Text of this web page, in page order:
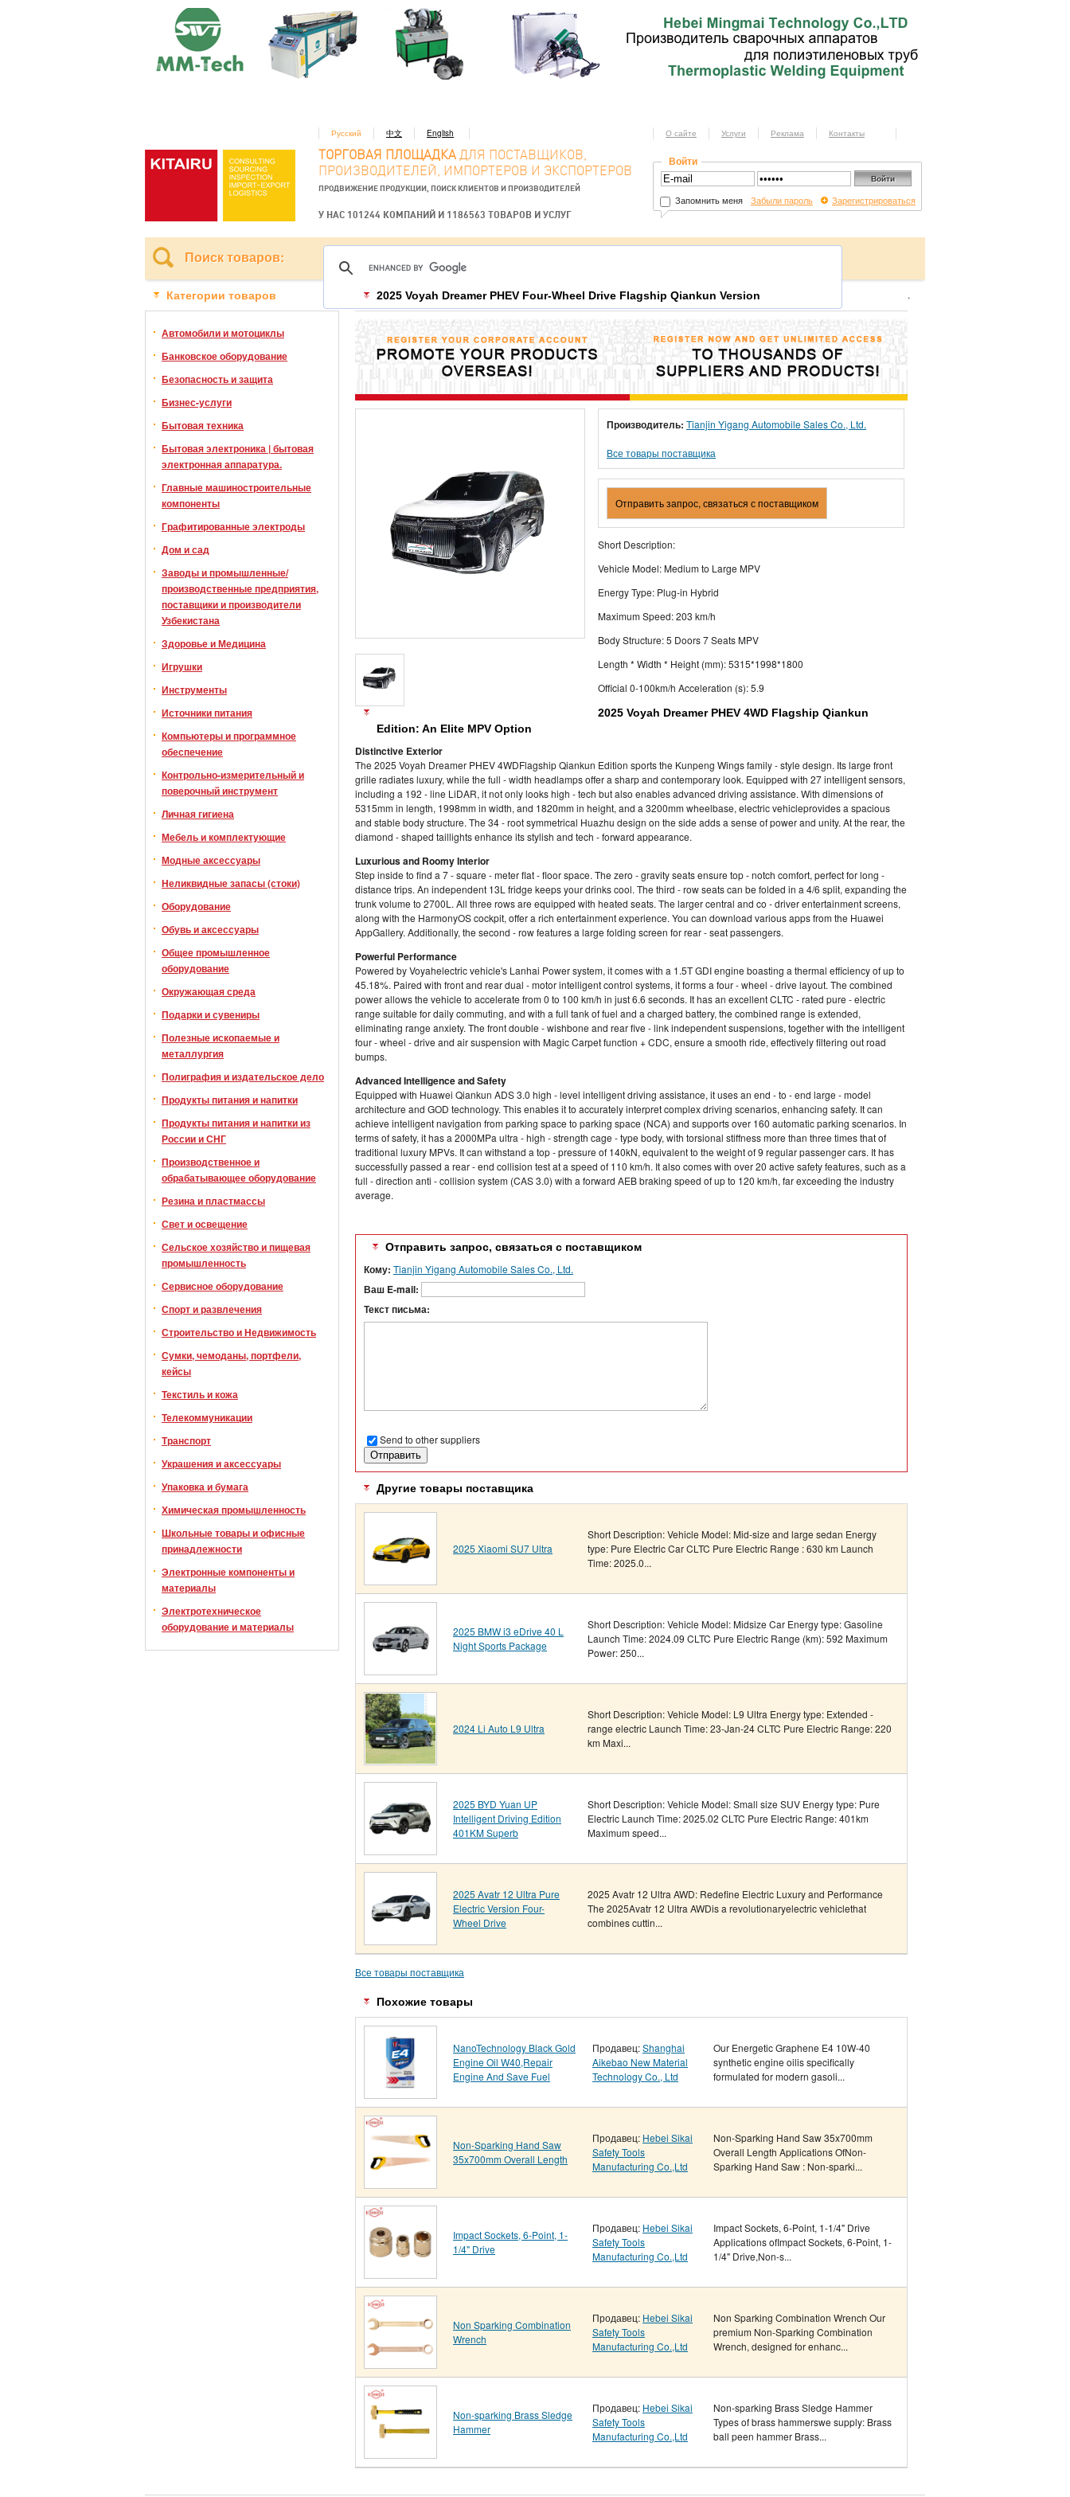
Русский 中文 English
ТОРГОВАЯ ПЛОЩАДКА ДЛЯ ПОСТАВЩИКОВ,
ПРОИЗВОДИТЕЛЕЙ, ИМПОРТЕРОВ И ЭКСПОРТЕРОВ
ПРОДВИЖЕНИЕ ПРОДУКЦИИ, ПОИСК КЛИЕНТОВ И ПРОИЗВОДИТЕЛЕЙ
У НАС 101244 КОМПАНИЙ И 1186563 ТОВАРОВ И УСЛУГ
О сайте Услуги Реклама Контакты
Войти
Запомнить меня Забыли пароль Зарегистрироваться
Поиск товаров:
Категории товаров
Автомобили и мотоциклы
Банковское оборудование
Безопасность и защита
Бизнес-услуги
Бытовая техника
Бытовая электроника | бытовая
электронная аппаратура.
Главные машиностроительные
компоненты
Графитированные электроды
Дом и сад
Заводы и промышленные/
производственные предприятия,
поставщики и производители
Узбекистана
Здоровье и Медицина
Игрушки
Инструменты
Источники питания
Компьютеры и программное
обеспечение
Контрольно-измерительный и
поверочный инструмент
Личная гигиена
Мебель и комплектующие
Модные аксессуары
Неликвидные запасы (стоки)
Оборудование
Обувь и аксессуары
Общее промышленное
оборудование
Окружающая среда
Подарки и сувениры
Полезные ископаемые и
металлургия
Полиграфия и издательское дело
Продукты питания и напитки
Продукты питания и напитки из
России и СНГ
Производственное и
обрабатывающее оборудование
Резина и пластмассы
Свет и освещение
Сельское хозяйство и пищевая
промышленность
Сервисное оборудование
Спорт и развлечения
Строительство и Недвижимость
Сумки, чемоданы, портфели,
кейсы
Текстиль и кожа
Телекоммуникации
Транспорт
Украшения и аксессуары
Упаковка и бумага
Химическая промышленность
Школьные товары и офисные
принадлежности
Электронные компоненты и
материалы
Электротехническое
оборудование и материалы
.
2025 Voyah Dreamer PHEV Four-Wheel Drive Flagship Qiankun Version
Производитель: Tianjin Yigang Automobile Sales Co., Ltd.
Все товары поставщика
Отправить запрос, связаться с поставщиком
Short Description:
Vehicle Model: Medium to Large MPV
Energy Type: Plug-in Hybrid
Maximum Speed: 203 km/h
Body Structure: 5 Doors 7 Seats MPV
Length * Width * Height (mm): 5315*1998*1800
Official 0-100km/h Acceleration (s): 5.9
2025 Voyah Dreamer PHEV 4WD Flagship Qiankun
Edition: An Elite MPV Option
Distinctive Exterior
The 2025 Voyah Dreamer PHEV 4WDFlagship Qiankun Edition sports the Kunpeng Wings family - style design. Its large front
grille radiates luxury, while the full - width headlamps offer a sharp and contemporary look. Equipped with 27 intelligent sensors,
including a 192 - line LiDAR, it not only looks high - tech but also enables advanced driving assistance. With dimensions of
5315mm in length, 1998mm in width, and 1820mm in height, and a 3200mm wheelbase, electric vehicleprovides a spacious
and stable body structure. The 34 - root symmetrical Huazhu design on the side adds a sense of power and unity. At the rear, the
diamond - shaped taillights enhance its stylish and tech - forward appearance.
Luxurious and Roomy Interior
Step inside to find a 7 - square - meter flat - floor space. The zero - gravity seats ensure top - notch comfort, perfect for long -
distance trips. An independent 13L fridge keeps your drinks cool. The third - row seats can be folded in a 4/6 split, expanding the
trunk volume to 2700L. All three rows are equipped with heated seats. The larger central and co - driver entertainment screens,
along with the HarmonyOS cockpit, offer a rich entertainment experience. You can download various apps from the Huawei
AppGallery. Additionally, the second - row features a large folding screen for rear - seat passengers.
Powerful Performance
Powered by Voyahelectric vehicle's Lanhai Power system, it comes with a 1.5T GDI engine boasting a thermal efficiency of up to
45.18%. Paired with front and rear dual - motor intelligent control systems, it forms a four - wheel - drive layout. The combined
power allows the vehicle to accelerate from 0 to 100 km/h in just 6.6 seconds. It has an excellent CLTC - rated pure - electric
range suitable for daily commuting, and with a full tank of fuel and a charged battery, the combined range is extended,
eliminating range anxiety. The front double - wishbone and rear five - link independent suspensions, together with the intelligent
four - wheel - drive and air suspension with Magic Carpet function + CDC, ensure a smooth ride, effectively filtering out road
bumps.
Advanced Intelligence and Safety
Equipped with Huawei Qiankun ADS 3.0 high - level intelligent driving assistance, it uses an end - to - end large - model
architecture and GOD technology. This enables it to accurately interpret complex driving scenarios, enhancing safety. It can
achieve intelligent navigation from parking space to parking space (NCA) and supports over 160 automatic parking scenarios. In
terms of safety, it has a 2000MPa ultra - high - strength cage - type body, with torsional stiffness more than three times that of
traditional luxury MPVs. It can withstand a top - pressure of 140kN, equivalent to the weight of 9 regular passenger cars. It has
successfully passed a rear - end collision test at a speed of 110 km/h. It also comes with over 20 active safety features, such as a
full - direction anti - collision system (CAS 3.0) with a forward AEB braking speed of up to 120 km/h, far exceeding the industry
average.
Отправить запрос, связаться с поставщиком
Кому: Tianjin Yigang Automobile Sales Co., Ltd.
Ваш E-mail:
Текст письма:
Send to other suppliers
Другие товары поставщика
2025 Xiaomi SU7 Ultra
Short Description: Vehicle Model: Mid-size and large sedan Energy
type: Pure Electric Car CLTC Pure Electric Range : 630 km Launch
Time: 2025.0...
2025 BMW i3 eDrive 40 L
Night Sports Package
Short Description: Vehicle Model: Midsize Car Energy type: Gasoline
Launch Time: 2024.09 CLTC Pure Electric Range (km): 592 Maximum
Power: 250...
2024 Li Auto L9 Ultra
Short Description: Vehicle Model: L9 Ultra Energy type: Extended -
range electric Launch Time: 23-Jan-24 CLTC Pure Electric Range: 220
km Maxi...
2025 BYD Yuan UP
Intelligent Driving Edition
401KM Superb
Short Description: Vehicle Model: Small size SUV Energy type: Pure
Electric Launch Time: 2025.02 CLTC Pure Electric Range: 401km
Maximum speed...
2025 Avatr 12 Ultra Pure
Electric Version Four-
Wheel Drive
2025 Avatr 12 Ultra AWD: Redefine Electric Luxury and Performance
The 2025Avatr 12 Ultra AWDis a revolutionaryelectric vehiclethat
combines cuttin...
Все товары поставщика
Похожие товары
NanoTechnology Black Gold
Engine Oil W40,Repair
Engine And Save Fuel
Продавец:Shanghai
Aikebao New Material
Technology Co., Ltd
Our Energetic Graphene E4 10W-40
synthetic engine oilis specifically
formulated for modern gasoli...
Non-Sparking Hand Saw
35x700mm Overall Length
Продавец: Hebei Sikai
Safety Tools
Manufacturing Co.,Ltd
Non-Sparking Hand Saw 35x700mm
Overall Length Applications OfNon-
Sparking Hand Saw : Non-sparki...
Impact Sockets, 6-Point, 1-
1/4" Drive
Продавец: Hebei Sikai
Safety Tools
Manufacturing Co.,Ltd
Impact Sockets, 6-Point, 1-1/4" Drive
Applications ofImpact Sockets, 6-Point, 1-
1/4" Drive,Non-s...
Non Sparking Combination
Wrench
Продавец: Hebei Sikai
Safety Tools
Manufacturing Co.,Ltd
Non Sparking Combination Wrench Our
premium Non-Sparking Combination
Wrench, designed for enhanc...
Non-sparking Brass Sledge
Hammer
Продавец: Hebei Sikai
Safety Tools
Manufacturing Co.,Ltd
Non-sparking Brass Sledge Hammer
Types of brass hammerswe supply: Brass
ball peen hammer Brass...